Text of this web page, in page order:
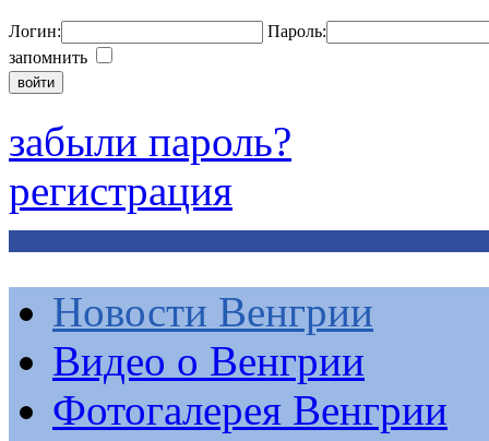
Логин:
Пароль:
запомнить
забыли пароль?
регистрация
Новости Венгрии
Видео о Венгрии
Фотогалерея Венгрии